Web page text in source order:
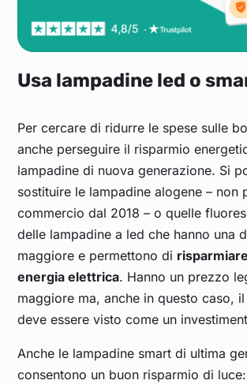
Usa lampadine led o
Per cercare di ridurre le spese sulle
anche perseguire il risparmio
lampadine di nuova generazione. Si
sostituire le lampadine alogene – non
commercio dal 2018 – o quelle
delle lampadine a led che hanno una
maggiore e permettono di
energia elettrica. Hanno un prezzo
maggiore ma, anche in questo caso,
deve essere visto come un
Anche le lampadine smart di ultima
consentono un buon risparmio di